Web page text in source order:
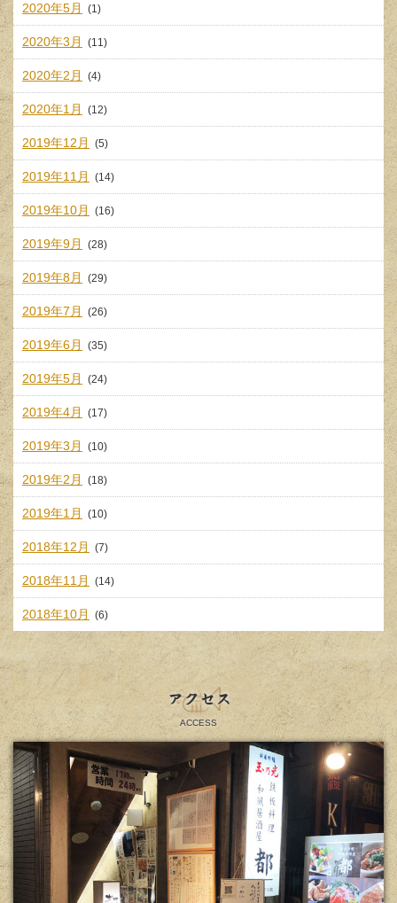
2020年5月 (1)
2020年3月 (11)
2020年2月 (4)
2020年1月 (12)
2019年12月 (5)
2019年11月 (14)
2019年10月 (16)
2019年9月 (28)
2019年8月 (29)
2019年7月 (26)
2019年6月 (35)
2019年5月 (24)
2019年4月 (17)
2019年3月 (10)
2019年2月 (18)
2019年1月 (10)
2018年12月 (7)
2018年11月 (14)
2018年10月 (6)
アクセス
ACCESS